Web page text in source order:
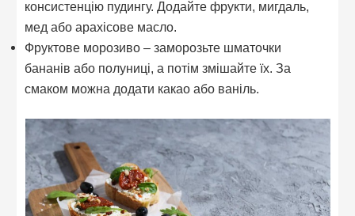
консистенцію пудингу. Додайте фрукти, мигдаль,
мед або арахісове масло.
Фруктове морозиво – заморозьте шматочки
бананів або полуниці, а потім змішайте їх. За
смаком можна додати какао або ваніль.